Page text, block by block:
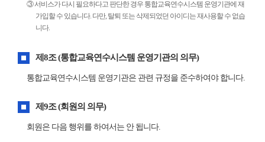
③ 서비스가 다시 필요하다고 판단한 경우 통합교육연수시스템 운영기관에 재
가입할 수 있습니다. 다만, 탈퇴 또는 삭제되었던 아이디는 재사용할 수 없습
니다.
제8조 (통합교육연수시스템 운영기관의 의무)
통합교육연수시스템 운영기관은 관련 규정을 준수하여야 합니다.
제9조 (회원의 의무)
회원은 다음 행위를 하여서는 안 됩니다.